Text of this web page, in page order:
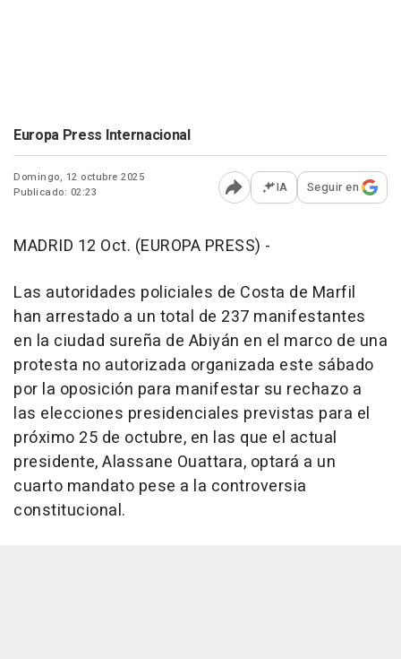
Europa Press Internacional
Domingo, 12 octubre 2025
Publicado: 02:23
Abrir opciones para
IA Seguir en
MADRID 12 Oct. (EUROPA PRESS) -
Las autoridades policiales de Costa de Marfil
han arrestado a un total de 237 manifestantes
en la ciudad sureña de Abiyán en el marco de una
protesta no autorizada organizada este sábado
por la oposición para manifestar su rechazo a
las elecciones presidenciales previstas para el
próximo 25 de octubre, en las que el actual
presidente, Alassane Ouattara, optará a un
cuarto mandato pese a la controversia
constitucional.